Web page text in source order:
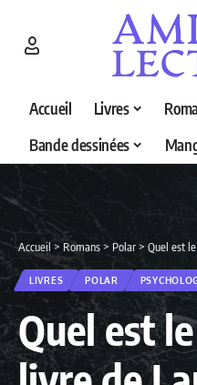
Accueil Livres
Bande dessinées
Accueil > Romans> Polar> Quel est le
LIVRES POLAR
Quel est